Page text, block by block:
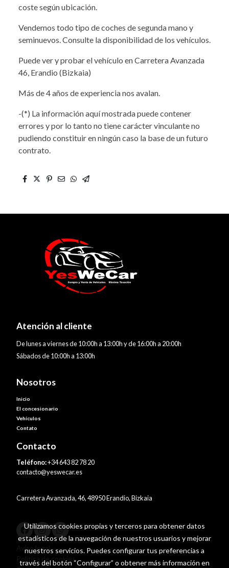
coste según ubicación.
Vendemos todo tipo de coches de segunda mano y
seminuevos. Consulte la disponibilidad de los vehículos.
Puede ver y probar el vehículo en Carretera Avanzada
46, Erandio (Bizkaia)
Más de 4 años de experiencia nos avalan.
-(*) La información aquí mostrada puede contener
errores y por lo tanto no tiene carácter vinculante no
pudiendo constituir en ningún caso la base de un futuro
contrato.
Atención al cliente
De lunes a viernes de 10:00h a 13:00h y de 16:00h a 20:00h
Sábados de 10:00h a 13:00h
Nosotros
Inicio
El concesionario
Vehículos
Contato
Contacto
Teléfono:+34 643 82 78 20
contacto@yeswecar.es
Carretera Avanzada, 46, 48950 Erandio, Bizkaia
Aviso legal
Política de cookies
Utilizamos cookies propias y terceros para obtener datos
estadísticos de la navegación de nuestros usuarios y mejorar
nuestros servicios. Puedes configurar tus preferencias a
través del botón “Configurar” o obtener más información en